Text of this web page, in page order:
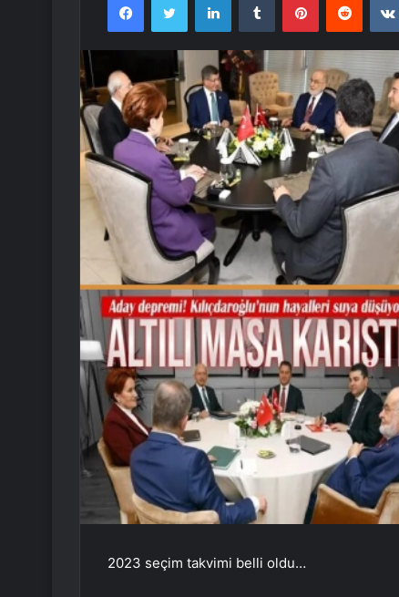
2023 seçim takvimi belli oldu…